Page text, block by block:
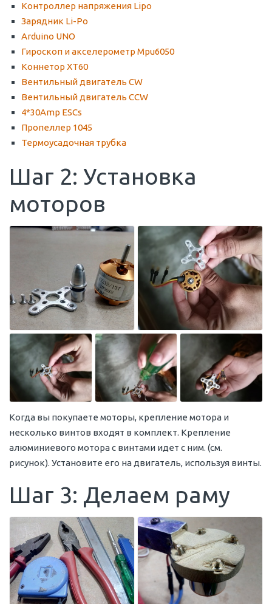
Контроллер напряжения Lipo
Зарядник Li-Po
Arduino UNO
Гироскоп и акселерометр Mpu6050
Коннетор XT60
Вентильный двигатель CW
Вентильный двигатель CCW
4*30Amp ESCs
Пропеллер 1045
Термоусадочная трубка
Шаг 2: Установка
моторов
Когда вы покупаете моторы, крепление мотора и
несколько винтов входят в комплект. Крепление
алюминиевого мотора с винтами идет с ним. (см.
рисунок). Установите его на двигатель, используя винты.
Шаг 3: Делаем раму